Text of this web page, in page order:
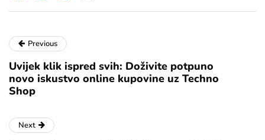
Previous
Uvijek klik ispred svih: Doživite potpuno
novo iskustvo online kupovine uz Techno
Shop
Next